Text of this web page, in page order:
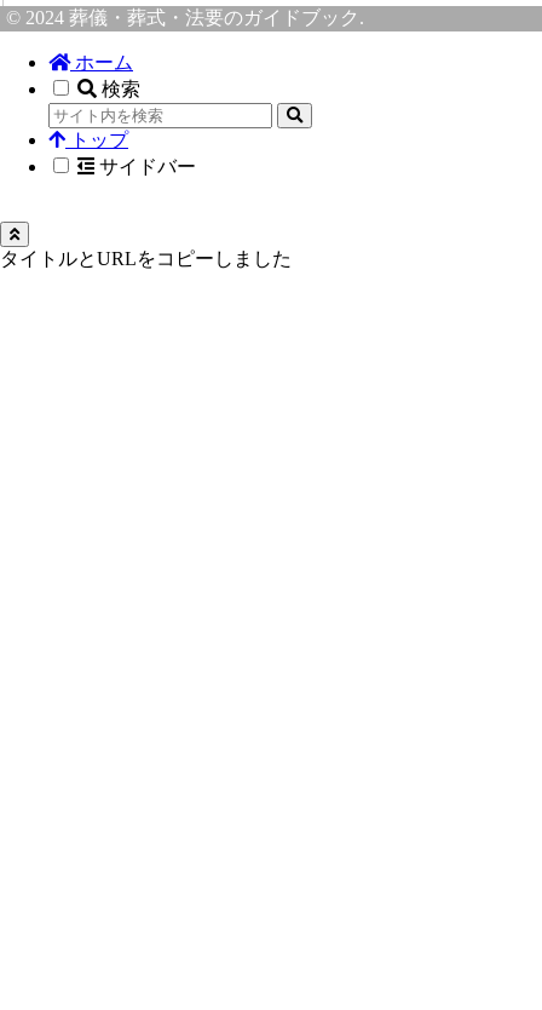
© 2024 葬儀・葬式・法要のガイドブック.
ホーム
検索
トップ
サイドバー
タイトルとURLをコピーしました